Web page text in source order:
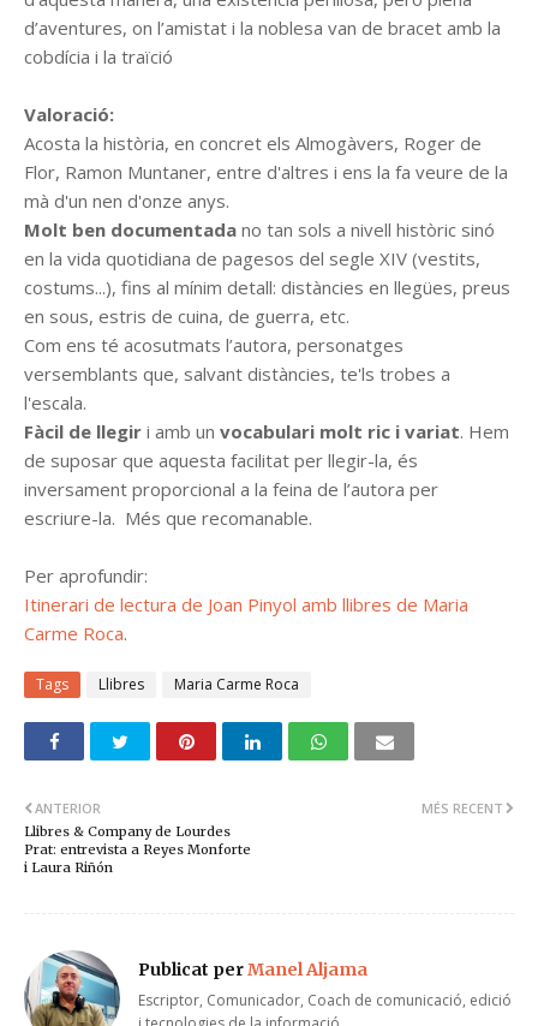
d’aventures, on l’amistat i la noblesa van de bracet amb la
cobdícia i la traïció
Valoració:
Acosta la història, en concret els Almogàvers, Roger de
Flor, Ramon Muntaner, entre d'altres i ens la fa veure de la
mà d'un nen d'onze anys.
Molt ben documentada no tan sols a nivell històric sinó
en la vida quotidiana de pagesos del segle XIV (vestits,
costums...), fins al mínim detall: distàncies en llegües, preus
en sous, estris de cuina, de guerra, etc.
Com ens té acosutmats l’autora, personatges
versemblants que, salvant distàncies, te'ls trobes a
l'escala.
Fàcil de llegir i amb un vocabulari molt ric i variat. Hem
de suposar que aquesta facilitat per llegir-la, és
inversament proporcional a la feina de l’autora per
escriure-la. Més que recomanable.
Per aprofundir:
Itinerari de lectura de Joan Pinyol amb llibres de Maria
Carme Roca.
Tags Llibres Maria Carme Roca
MÉS RECENT
ANTERIOR
Llibres & Company de Lourdes
Prat: entrevista a Reyes Monforte
i Laura Riñón
Publicat perManel Aljama
Escriptor, Comunicador, Coach de comunicació, edició